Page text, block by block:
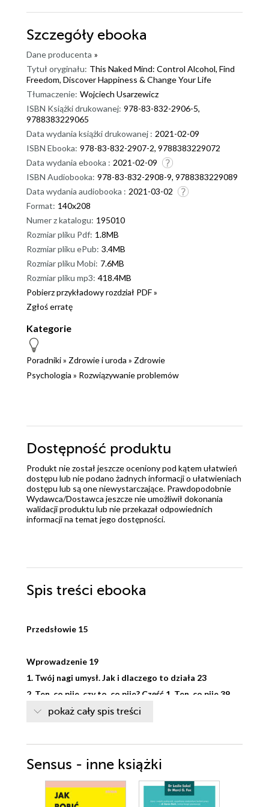
Szczegóły ebooka
Dane producenta »
Tytuł oryginału: This Naked Mind: Control Alcohol, Find
Freedom, Discover Happiness & Change Your Life
Tłumaczenie: Wojciech Usarzewicz
ISBN Książki drukowanej: 978-83-832-2906-5,
9788383229065
Data wydania książki drukowanej : 2021-02-09
ISBN Ebooka: 978-83-832-2907-2, 9788383229072
Data wydania ebooka : 2021-02-09
ISBN Audiobooka: 978-83-832-2908-9, 9788383229089
Data wydania audiobooka : 2021-03-02
Format: 140x208
Numer z katalogu: 195010
Rozmiar pliku Pdf: 1.8MB
Rozmiar pliku ePub: 3.4MB
Rozmiar pliku Mobi: 7.6MB
Rozmiar pliku mp3: 418.4MB
Pobierz przykładowy rozdział PDF »
Zgłoś erratę
Kategorie
Poradniki» Zdrowie i uroda » Zdrowie
Psychologia » Rozwiązywanie problemów
Dostępność produktu
Produkt nie został jeszcze oceniony pod kątem ułatwień
dostępu lub nie podano żadnych informacji o ułatwieniach
dostępu lub są one niewystarczające. Prawdopodobnie
Wydawca/Dostawca jeszcze nie umożliwił dokonania
walidacji produktu lub nie przekazał odpowiednich
informacji na temat jego dostępności.
Spis treści ebooka
Przedsłowie 15
Wprowadzenie 19
1. Twój nagi umysł. Jak i dlaczego to działa 23
2. Ten, co pije, czy to, co pije? Część 1. Ten, co pije 39
3. Ten, co pije, czy to, co pije? Część 2. Pijący 51
5. Ty: po prostu nagi 63
6. Punkt liminalny: czy naprawdę pijemy dla smaku? 72
8. Punkt liminalny: czy alkohol to odwaga w płynie? 92
pokaż cały spis treści
Sensus - inne książki